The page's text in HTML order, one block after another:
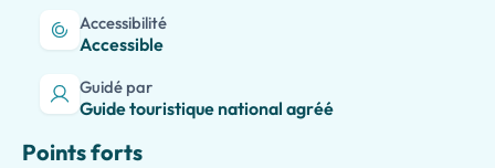
Accessibilité
Accessible
Guidé par
Guide touristique national agréé
Points forts